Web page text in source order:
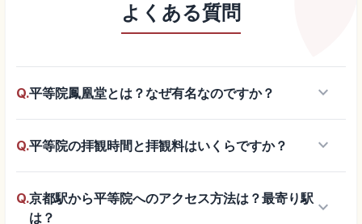
よくある質問
Q.平等院鳳凰堂とは？なぜ有名なのですか？ keyboard_arrow_down
Q.平等院の拝観時間と拝観料はいくらですか？ keyboard_arrow_down
Q.京都駅から平等院へのアクセス方法は？最寄り駅
は？
keyboard_arrow_down